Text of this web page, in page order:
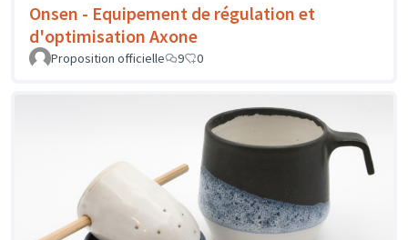
Onsen - Equipement de régulation et
d'optimisation Axone
Proposition officielle 9 0